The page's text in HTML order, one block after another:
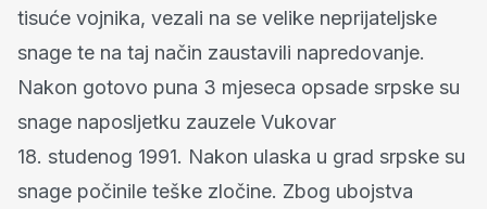
tisuće vojnika, vezali na se velike neprijateljske
snage te na taj način zaustavili napredovanje.
Nakon gotovo puna 3 mjeseca opsade srpske su
snage naposljetku zauzele Vukovar
18. studenog 1991. Nakon ulaska u grad srpske su
snage počinile teške zločine. Zbog ubojstva